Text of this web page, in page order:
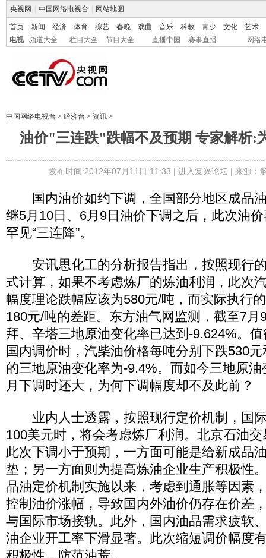
央视网 中国网络电视台 网站地图
首页 新闻 经济 体育 综艺 春晚 戏曲 音乐 科教 青少 文化
艺术
电视
频道大全 栏目大全 节目大全 直播中国 赛事直播 网络
中国网络电视台 > 经济台 > 资讯 >
油价"三连跌"跌幅不及预期 专家解析:
发布时间:2012年07月11日 11:33 | 进入复兴论坛| 来源：
国内油价如约下调，全国部分地区成品
继5月10日、6月9日油价下调之后，此次油
罕见“三连降”。
安讯思化工的分析报告指出，按照现行
式计算，如果不考虑炼厂的炼油利润，此次
幅度理论跌幅应该为580元/吨，而实际执行
180元/吨的差距。东方油气网监测，截至7月
拜、辛塔三地原油变化率已达到-9.624%。
国内调价时，汽柴油价格每吨分别下跌530
的三地原油变化率为-9.4%。而如今三地原
月下调时还大，为何下调幅度却不及此前？
业内人士透露，按照现行定价机制，国
100美元时，将会考虑炼厂利润。北京石油
此次下调小于预期，一方面可能是给新成品
垫；另一方面则为提高炼油企业生产积极性
品油定价机制实施以来，考虑到通胀等因素
控制油价涨幅，导致国内外油价仍存在价差
与国际市场接轨。此外，国内油品需求疲软
油企业开工率下滑显著。此次缩短调价幅度